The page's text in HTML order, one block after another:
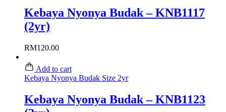
Kebaya Nyonya Budak – KNB1117
(2yr)
RM120.00
Add to cart
Kebaya Nyonya Budak Size 2yr
Kebaya Nyonya Budak – KNB1123